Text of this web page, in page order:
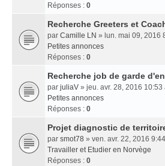
Réponses : 0
Recherche Greeters et
par Camille LN » lun. mai 09, 2016
Petites annonces
Réponses : 0
Recherche job de garde
par juliaV » jeu. avr. 28, 2016 10:53
Petites annonces
Réponses : 0
Projet diagnostic de
par smot78 » ven. avr. 22, 2016
Travailler et Etudier en Norvège
Réponses : 0